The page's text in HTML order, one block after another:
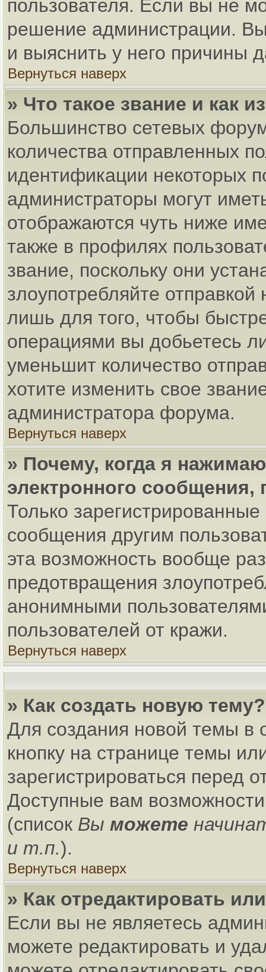
пользователя. Если вы не
решение администрации.
и выяснить у него причины
Вернуться наверх
» Что такое звание и как
Большинство сетевых
количества отправленных
идентификации некоторых
администраторы могут
отображаются чуть ниже
также в профилях
звание, поскольку они
злоупотребляйте
лишь для того, чтобы
операциями вы добьетесь
уменьшит количество
хотите изменить свое
администратора форума.
Вернуться наверх
» Почему, когда я
электронного сообщения,
Только
сообщения другим
эта возможность вообще
предотвращения
анонимными
пользователей от кражи.
Вернуться наверх
» Как создать новую тему?
Для создания новой темы в
кнопку на странице темы
зарегистрироваться перед
Доступные вам
(список Вы можете
и т.п.).
Вернуться наверх
» Как отредактировать
Если вы не являетесь
можете редактировать и